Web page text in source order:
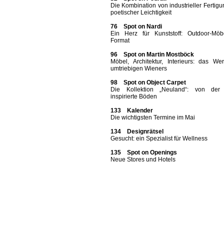
Die Kombination von industrieller
poetischer Leichtigkeit
76 Spot on Nardi
Ein Herz für Kunststoff: Outdoor-
Format
96 Spot on Martin Mostböck
Möbel, Architektur, Interieurs: das
umtriebigen Wieners
98 Spot on Object Carpet
Die Kollektion „Neuland“: von der
inspirierte Böden
133 Kalender
Die wichtigsten Termine im Mai
134 Designrätsel
Gesucht: ein Spezialist für Wellness
135 Spot on Openings
Neue Stores und Hotels